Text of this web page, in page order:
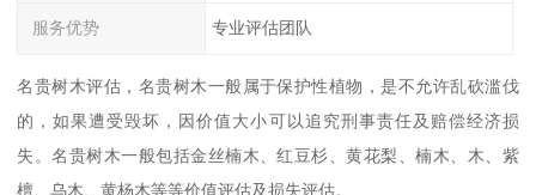
服务优势 专业评估团队
名贵树木评估，名贵树木一般属于保护性植物，是不允许乱砍滥伐
的，如果遭受毁坏，因价值大小可以追究刑事责任及赔偿经济损
失。名贵树木一般包括金丝楠木、红豆杉、黄花梨、楠木、木、紫
檀、乌木、黄杨木等等价值评估及损失评估。